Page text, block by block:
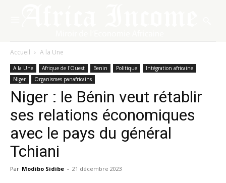
Accueil A la Une
A la Une Afrique de l'Ouest Benin Politique
Intégration africaine
Niger
Organismes panafricains
Niger : le Bénin veut rétablir
ses relations économiques
avec le pays du général
Tchiani
Par Modibo Sidibe - 21 décembre 2023